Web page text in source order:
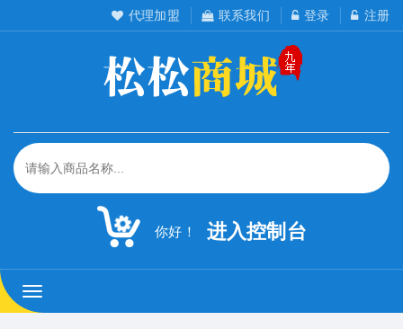
代理加盟 联系我们 登录 注册
你好！ 进入控制台
松
松